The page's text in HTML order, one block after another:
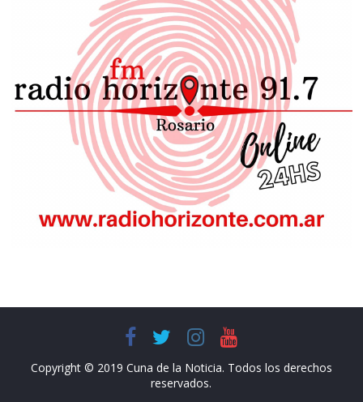
Copyright © 2019 Cuna de la Noticia. Todos los derechos
reservados.